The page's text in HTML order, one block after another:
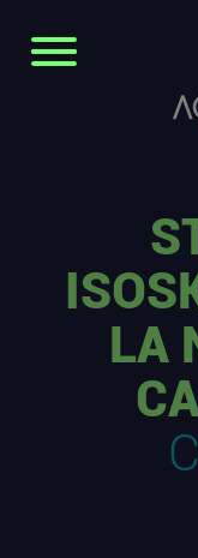
LA